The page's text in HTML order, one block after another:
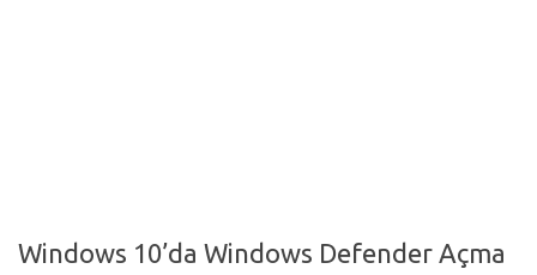
Cilt-Güzellik
Windows 10’da Windows Defender Açma